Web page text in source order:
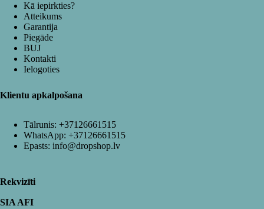
Kā iepirkties?
Atteikums
Garantija
Piegāde
BUJ
Kontakti
Ielogoties
Klientu apkalpošana
Tālrunis: +37126661515
WhatsApp: +37126661515
Epasts: info@dropshop.lv
Rekvizīti
SIA AFI